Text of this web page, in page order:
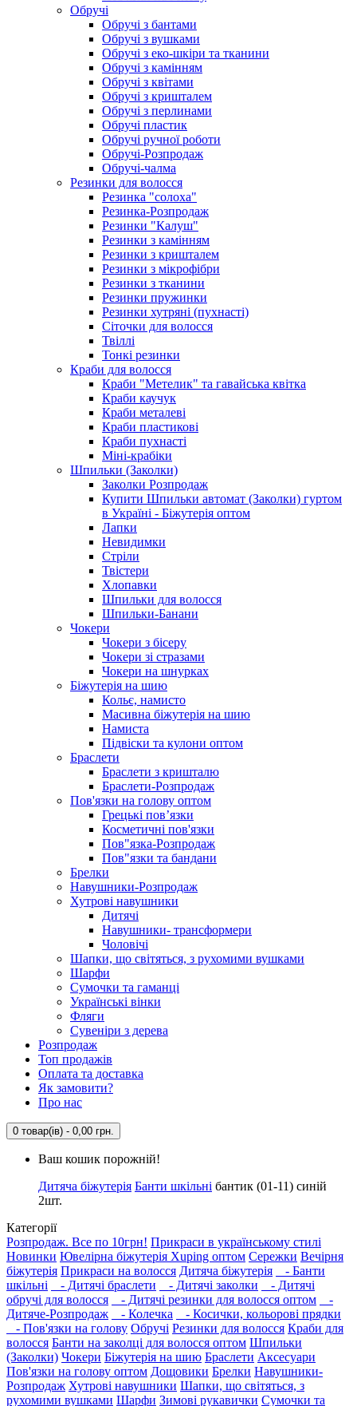
Обручі
Обручі з бантами
Обручі з вушками
Обручі з еко-шкіри та тканини
Обручі з камінням
Обручі з квітами
Обручі з кришталем
Обручі з перлинами
Обручі пластик
Обручі ручної роботи
Обручі-Розпродаж
Обручі-чалма
Резинки для волосся
Резинка "солоха"
Резинка-Розпродаж
Резинки "Калуш"
Резинки з камінням
Резинки з кришталем
Резинки з мікрофібри
Резинки з тканини
Резинки пружинки
Резинки хутряні (пухнасті)
Сіточки для волосся
Твіллі
Тонкі резинки
Краби для волосся
Краби "Метелик" та гавайська квітка
Краби каучук
Краби металеві
Краби пластикові
Краби пухнасті
Міні-крабіки
Шпильки (Заколки)
Заколки Розпродаж
Купити Шпильки автомат (Заколки) гуртом
в Україні - Біжутерія оптом
Лапки
Невидимки
Стріли
Твістери
Хлопавки
Шпильки для волосся
Шпильки-Банани
Чокери
Чокери з бісеру
Чокери зі стразами
Чокери на шнурках
Біжутерія на шию
Кольє, намисто
Масивна біжутерія на шию
Намиста
Підвіски та кулони оптом
Браслети
Браслети з кришталю
Браслети-Розпродаж
Пов'язки на голову оптом
Грецькі пов’язки
Косметичні пов'язки
Пов"язка-Розпродаж
Пов"язки та бандани
Брелки
Навушники-Розпродаж
Хутрові навушники
Дитячі
Навушники- трансформери
Чоловічі
Шапки, що світяться, з рухомими вушками
Шарфи
Сумочки та гаманці
Українські вінки
Фляги
Сувеніри з дерева
Розпродаж
Топ продажів
Оплата та доставка
Як замовити?
Про нас
0 товар(ів) - 0,00 грн.
Ваш кошик порожній!
Дитяча біжутерія Банти шкільні бантик (01-11) синій
2шт.
Категорії
Розпродаж. Все по 10грн! Прикраси в українському стилі
Новинки Ювелірна біжутерія Xuping оптом Сережки Вечірня
біжутерія Прикраси на волосся Дитяча біжутерія
- Банти
шкільні
- Дитячі браслети - Дитячі заколки
- Дитячі
обручі для волосся
- Дитячі резинки для волосся оптом
-
Дитяче-Розпродаж
- Колечка
- Косички, кольорові прядки
- Пов'язки на голову Обручі Резинки для волосся Краби для
волосся Банти на заколці для волосся оптом Шпильки
(Заколки) Чокери Біжутерія на шию Браслети Аксесуари
Пов'язки на голову оптом Дощовики Брелки Навушники-
Розпродаж Хутрові навушники Шапки, що світяться, з
рухомими вушками Шарфи Зимові рукавички Сумочки та